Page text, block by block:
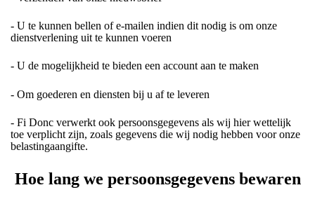
- U te kunnen bellen of e-mailen indien dit nodig is om onze
dienstverlening uit te kunnen voeren
- U de mogelijkheid te bieden een account aan te maken
- Om goederen en diensten bij u af te leveren
- Fi Donc verwerkt ook persoonsgegevens als wij hier wettelijk
toe verplicht zijn, zoals gegevens die wij nodig hebben voor onze
belastingaangifte.
Hoe lang we persoonsgegevens bewaren